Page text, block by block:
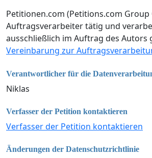
Petitionen.com (Petitions.com Group
Auftragsverarbeiter tätig und
ausschließlich im Auftrag des Autors
Vereinbarung zur
Verantwortlicher für die
Niklas
Verfasser der Petition kontaktieren
Verfasser der Petition kontaktieren
Änderungen der Datenschutzrichtlinie